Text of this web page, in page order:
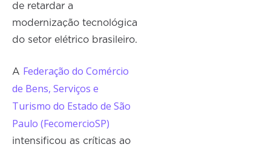
de retardar a
modernização tecnológica
do setor elétrico brasileiro.
A Federação do Comércio
de Bens, Serviços e
Turismo do Estado de São
Paulo (FecomercioSP)
intensificou as críticas ao